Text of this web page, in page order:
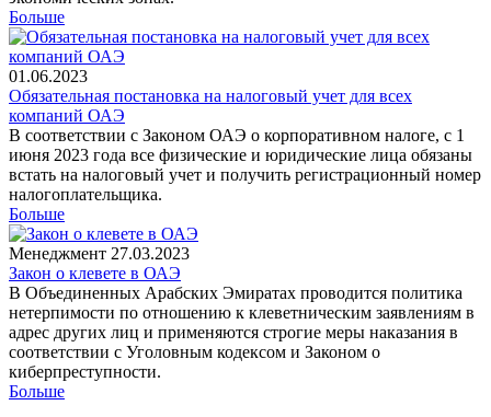
Больше
01.06.2023
Обязательная постановка на налоговый учет для всех
компаний ОАЭ
В соответствии с Законом ОАЭ о корпоративном налоге, с 1
июня 2023 года все физические и юридические лица обязаны
встать на налоговый учет и получить регистрационный номер
налогоплательщика.
Больше
Менеджмент 27.03.2023
Закон о клевете в ОАЭ
В Объединенных Арабских Эмиратах проводится политика
нетерпимости по отношению к клеветническим заявлениям в
адрес других лиц и применяются строгие меры наказания в
соответствии с Уголовным кодексом и Законом о
киберпреступности.
Больше